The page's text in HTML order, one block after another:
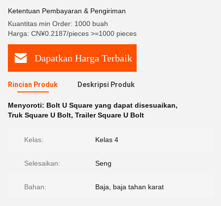
Ketentuan Pembayaran & Pengiriman
Kuantitas min Order: 1000 buah
Harga: CN¥0.2187/pieces >=1000 pieces
Dapatkan Harga Terbaik
Rincian Produk Deskripsi Produk
Menyoroti: Bolt U Square yang dapat disesuaikan,
Truk Square U Bolt, Trailer Square U Bolt
Kelas: Kelas 4
Selesaikan: Seng
Bahan: Baja, baja tahan karat